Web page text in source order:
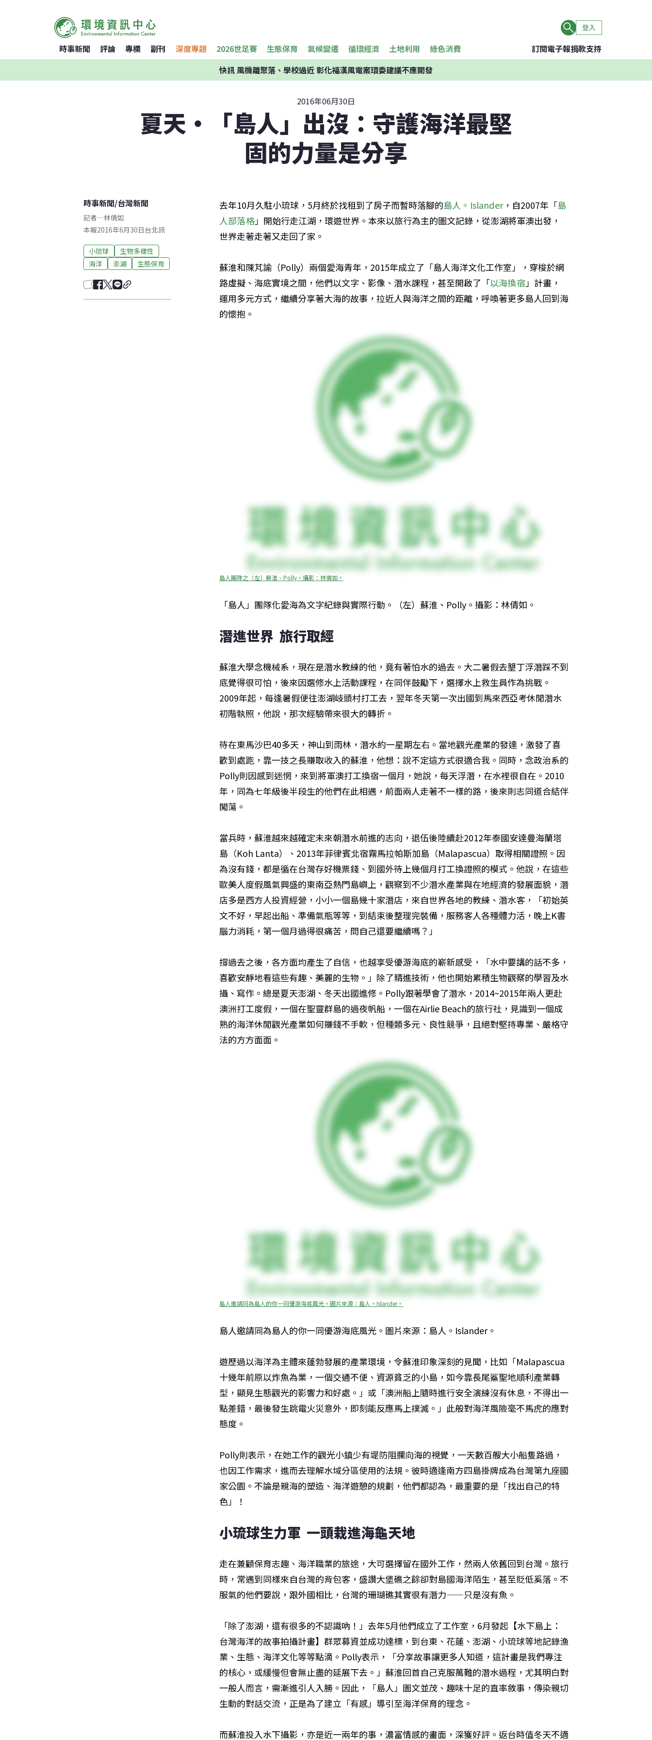
登入
時事新聞 評論 專欄 副刊 深度專題 2026世足賽 生態保育 氣候變遷 循環經濟 土地利用 綠色消費 訂閱電子報捐款支持
快訊風機離聚落、學校過近 彰化福漢風電案環委建議不應開發
2016年06月30日
夏天・「島人」出沒：守護海洋最堅
固的力量是分享
時事新聞/台灣新聞
記者—林倩如
本報2016年6月30日台北訊
小琉球
生物多樣性
海洋
澎湖 生態保育
去年10月久駐小琉球，5月終於找租到了房子而暫時落腳的島人。Islander，自2007年「島
人部落格」開始行走江湖，環遊世界。本來以旅行為主的圖文記錄，從澎湖將軍澳出發，
世界走著走著又走回了家。
蘇淮和陳芃諭（Polly）兩個愛海青年，2015年成立了「島人海洋文化工作室」，穿梭於網
路虛擬、海底實境之間，他們以文字、影像、潛水課程，甚至開啟了「以海換宿 」計畫，
運用多元方式，繼續分享著大海的故事，拉近人與海洋之間的距離，呼喚著更多島人回到海
的懷抱。
島人團隊之（左）蘇淮、Polly。攝影：林倩如。
「島人」團隊化愛海為文字紀錄與實際行動。（左）蘇淮、Polly。攝影：林倩如。
潛進世界  旅行取經
蘇淮大學念機械系，現在是潛水教練的他，竟有著怕水的過去。大二暑假去墾丁浮潛踩不到
底覺得很可怕，後來因選修水上活動課程，在同伴鼓勵下，選擇水上救生員作為挑戰。
2009年起，每逢暑假便往澎湖岐頭村打工去，翌年冬天第一次出國到馬來西亞考休閒潛水
初階執照，他說，那次經驗帶來很大的轉折。
待在東馬沙巴40多天，神山到雨林，潛水約一星期左右。當地觀光產業的發達，激發了喜
歡到處跑，靠一技之長賺取收入的蘇淮，他想：說不定這方式很適合我。同時，念政治系的
Polly則因感到迷惘，來到將軍澳打工換宿一個月，她說，每天浮潛，在水裡很自在。2010
年，同為七年級後半段生的他們在此相遇，前面兩人走著不一樣的路，後來則志同道合結伴
闖蕩。
當兵時，蘇淮越來越確定未來朝潛水前進的志向，退伍後陸續赴2012年泰國安達曼海蘭塔
島（Koh Lanta）、2013年菲律賓北宿霧馬拉帕斯加島（Malapascua）取得相關證照。因
為沒有錢，都是循在台灣存好機票錢、到國外待上幾個月打工換證照的模式。他說，在這些
歐美人度假風氣興盛的東南亞熱門島嶼上，觀察到不少潛水產業與在地經濟的發展面貌，潛
店多是西方人投資經營，小小一個島幾十家潛店，來自世界各地的教練、潛水客，「初始英
文不好，早起出船、準備氣瓶等等，到結束後整理完裝備，服務客人各種體力活，晚上K書
腦力消耗，第一個月過得很痛苦，問自己還要繼續嗎？」
撐過去之後，各方面均產生了自信，也越享受優游海底的嶄新感受，「水中要講的話不多，
喜歡安靜地看這些有趣、美麗的生物。」除了精進技術，他也開始累積生物觀察的學習及水
攝、寫作。總是夏天澎湖、冬天出國進修。Polly跟著學會了潛水，2014~2015年兩人更赴
澳洲打工度假，一個在聖靈群島的過夜帆船，一個在Airlie Beach的旅行社，見識到一個成
熟的海洋休閒觀光產業如何賺錢不手軟，但種類多元、良性競爭，且絕對堅持專業、嚴格守
法的方方面面。
島人邀請同為島人的你一同優游海底風光。圖片來源：島人。Islander。
島人邀請同為島人的你一同優游海底風光。圖片來源：島人。Islander。
遊歷過以海洋為主體來蓬勃發展的產業環境，令蘇淮印象深刻的見聞，比如「Malapascua
十幾年前原以炸魚為業，一個交通不便、資源貧乏的小島，如今靠長尾鯊聖地順利產業轉
型，顯見生態觀光的影響力和好處。」或「澳洲船上隨時進行安全演練沒有休息，不得出一
點差錯，最後發生跳電火災意外，即刻能反應馬上撲滅。」此般對海洋風險毫不馬虎的應對
態度。
Polly則表示，在她工作的觀光小鎮少有堤防阻攔向海的視覺，一天數百艘大小船隻路過，
也因工作需求，進而去理解水域分區使用的法規。彼時適逢南方四島掛牌成為台灣第九座國
家公園。不論是親海的塑造、海洋遊憩的規劃，他們都認為，最重要的是「找出自己的特
色」！
小琉球生力軍  一頭栽進海龜天地
走在兼顧保育志趣、海洋職業的旅途，大可選擇留在國外工作，然兩人依舊回到台灣。旅行
時，常遇到同樣來自台灣的背包客，盛讚大堡礁之餘卻對島國海洋陌生，甚至貶低奚落。不
服氣的他們要說，跟外國相比，台灣的珊瑚礁其實很有潛力——只是沒有魚。
「除了澎湖，還有很多的不認識吶！」去年5月他們成立了工作室，6月發起【水下島上：
台灣海洋的故事拍攝計畫】群眾募資並成功達標，到台東、花蓮、澎湖、小琉球等地記錄漁
業、生態、海洋文化等等點滴。Polly表示，「分享故事讓更多人知道，這計畫是我們專注
的核心，或緩慢但會無止盡的延展下去。」蘇淮回首自己克服萬難的潛水過程，尤其明白對
一般人而言，需漸進引人入勝。因此，「島人」圖文並茂、趣味十足的直率敘事，傳染親切
生動的對話交流，正是為了建立「有感」導引至海洋保育的理念。
而蘇淮投入水下攝影，亦是近一兩年的事，濃富情感的畫面，深獲好評。返台時值冬天不適